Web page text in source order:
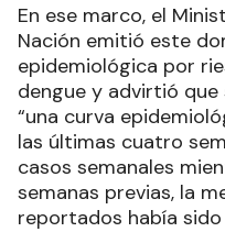
En ese marco, el
Nación emitió este
epidemiológica por
dengue y advirtió que
“una curva
las últimas cuatro
casos semanales
semanas previas, la
reportados había sido